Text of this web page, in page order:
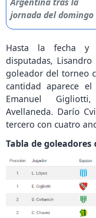
Hasta la fecha y
disputadas,
goleador del torneo
cantidad aparece
Emanuel
Avellaneda. Darío
tercero con cuatro
Tabla de goleadores